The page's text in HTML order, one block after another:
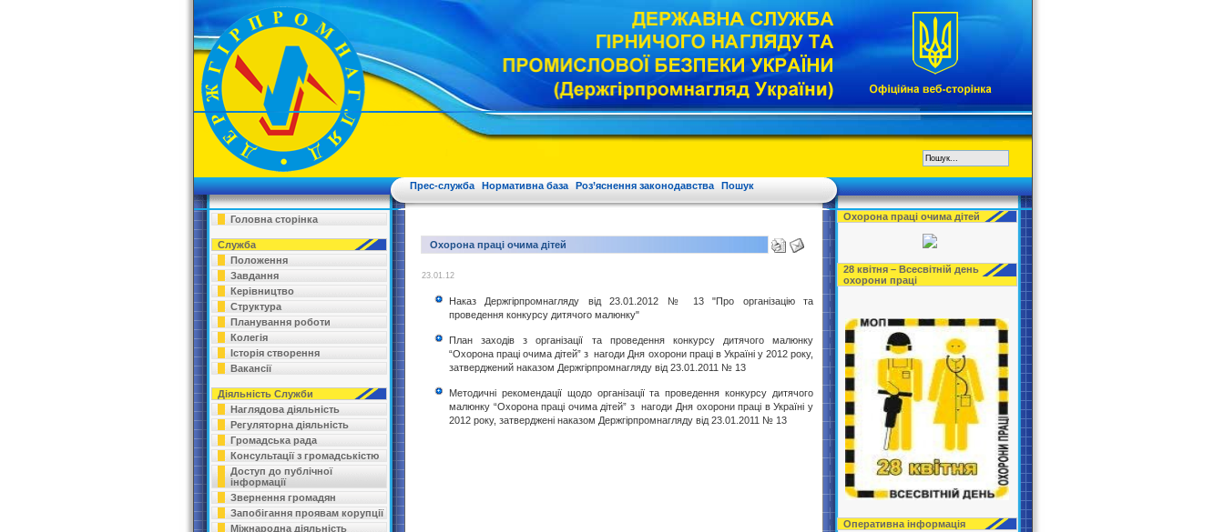
Прес-служба Нормативна база Роз’яснення законодавства Пошук
Головна сторінка
Служба
Положення
Завдання
Керівництво
Структура
Планування роботи
Колегія
Історія створення
Вакансії
Діяльність Служби
Наглядова діяльність
Регуляторна діяльність
Громадська рада
Консультації з громадськістю
Доступ до публічної
інформації
Звернення громадян
Запобігання проявам корупції
Міжнародна діяльність
Охорона праці очима дітей
23.01.12
Наказ Держгірпромнагляду від 23.01.2012 № 13 "Про організацію та
проведення конкурсу дитячого малюнку"
План заходів з організації та проведення конкурсу дитячого малюнку
“Охорона праці очима дітей” з нагоди Дня охорони праці в Україні у 2012 року,
затверджений наказом Держгірпромнагляду від 23.01.2011 № 13
Методичні рекомендації щодо організації та проведення конкурсу дитячого
малюнку “Охорона праці очима дітей” з нагоди Дня охорони праці в Україні у
2012 року, затверджені наказом Держгірпромнагляду від 23.01.2011 № 13
Охорона праці очима дітей
28 квітня – Всесвітній день
охорони праці
Оперативна інформація